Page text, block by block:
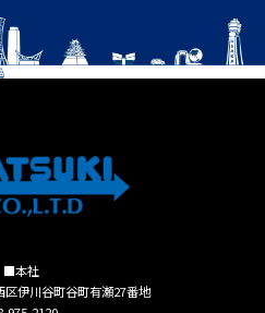
■本社
区伊川谷町谷町有瀬27番地